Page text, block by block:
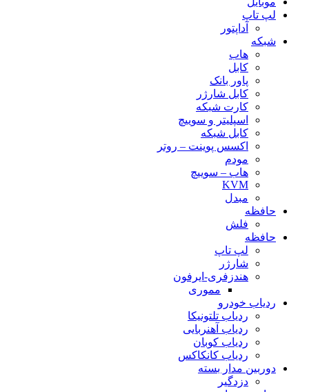
لپ تاپ
آداپتور
شبکه
هاب
کابل
پاور بانک
کابل شارژر
کارت شبکه
اسپلیتر و سوییچ
کابل شبکه
اکسس پوینت – روتر
مودم
هاب – سوییچ
KVM
مبدل
حافظه
فلش
حافظه
لپ تاپ
شارژر
هندزفری-ایرفون
مموری
ردیاب خودرو
ردیاب تلتونیکا
ردیاب آهنربایی
ردیاب کوبان
ردیاب کانکاکس
دوربین مدار بسته
دزدگیر